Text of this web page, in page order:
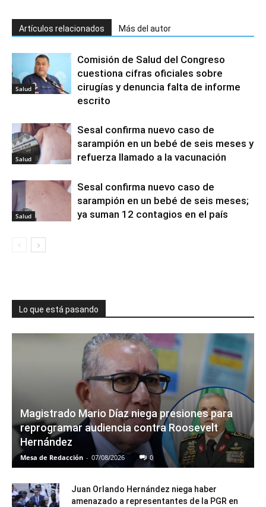
Artículos relacionados Más del autor
Salud
Comisión de Salud del Congreso
cuestiona cifras oficiales sobre
cirugías y denuncia falta de informe
escrito
Salud
Sesal confirma nuevo caso de
sarampión en un bebé de seis meses y
refuerza llamado a la vacunación
Salud
Sesal confirma nuevo caso de
sarampión en un bebé de seis meses;
ya suman 12 contagios en el país
Lo que está pasando
Magistrado Mario Díaz niega presiones para
reprogramar audiencia contra Roosevelt
Hernández
Mesa de Redacción - 07/08/2026 0
Juan Orlando Hernández niega haber
amenazado a representantes de la PGR en